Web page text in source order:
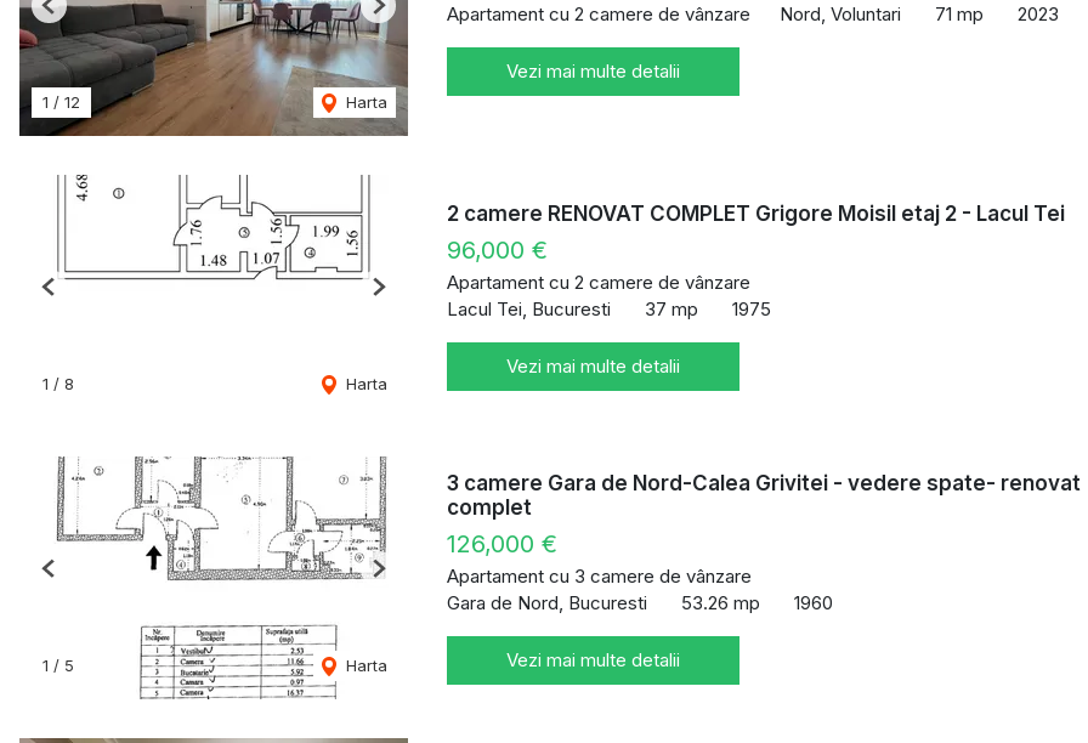
1 / 12 Harta
Previous Next Apartament cu 2 camere de vânzare Nord, Voluntari 71 mp 2023
Vezi mai multe detalii
1 / 8 Harta
Previous Next
2 camere RENOVAT COMPLET Grigore Moisil etaj 2 - Lacul Tei
96,000 €
Apartament cu 2 camere de vânzare
Lacul Tei, Bucuresti
37 mp 1975
Vezi mai multe detalii
1 / 5 Harta
Previous Next
3 camere Gara de Nord-Calea Grivitei - vedere spate- renovat
complet
126,000 €
Apartament cu 3 camere de vânzare
Gara de Nord, Bucuresti
53.26 mp 1960
Vezi mai multe detalii